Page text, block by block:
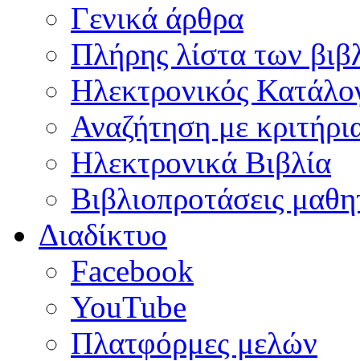
Γενικά άρθρα
Πλήρης λίστα των
Ηλεκτρονικός
Αναζήτηση με
Ηλεκτρονικά Βιβλία
Βιβλιοπροτάσεις
Διαδίκτυο
Facebook
YouTube
Πλατφόρμες μελών